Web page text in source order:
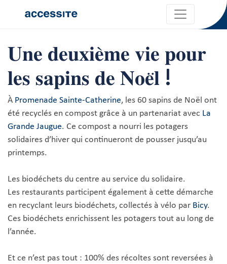
𝐔𝐧𝐞 𝐝𝐞𝐮𝐱𝐢𝐞̀𝐦𝐞 𝐯𝐢𝐞 𝐩𝐨𝐮𝐫
𝐥𝐞𝐬 𝐬𝐚𝐩𝐢𝐧𝐬 𝐝𝐞 𝐍𝐨𝐞̈𝐥 !
À Promenade Sainte-Catherine, les 60 sapins de Noël ont
été recyclés en compost grâce à un partenariat avec La
Grande Jaugue. Ce compost a nourri les potagers
solidaires d’hiver qui continueront de pousser jusqu’au
printemps.
Les biodéchets du centre au service du solidaire.
Les restaurants participent également à cette démarche
en recyclant leurs biodéchets, collectés à vélo par Bicy.
Ces biodéchets enrichissent les potagers tout au long de
l’année.
Et ce n’est pas tout : 100% des récoltes sont reversées à